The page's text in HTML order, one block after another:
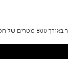
| תיעוד